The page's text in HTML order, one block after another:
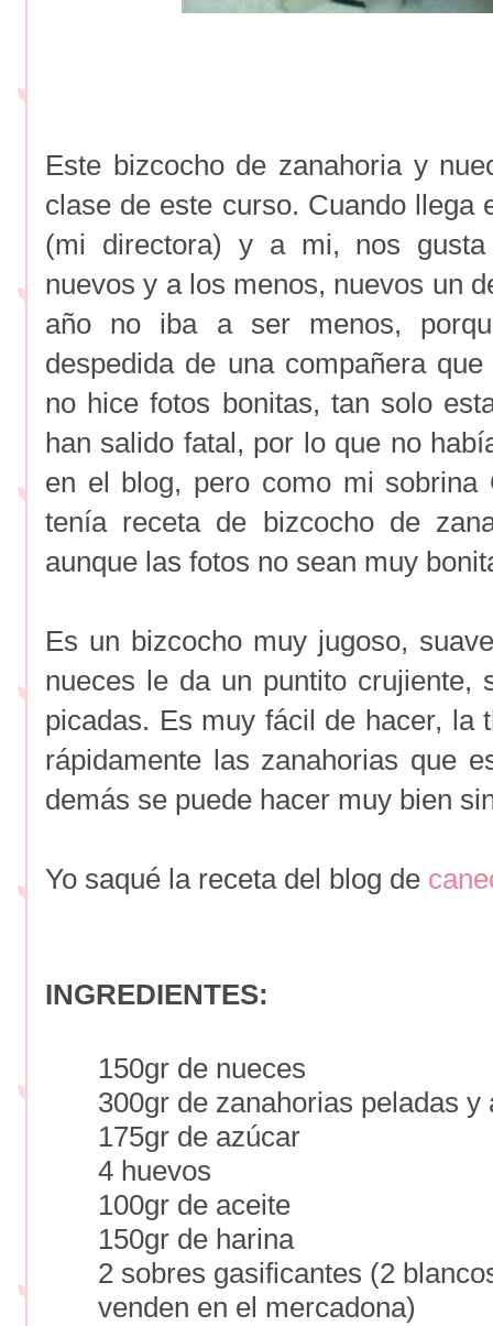
Este bizcocho de zanahoria y
clase de este curso. Cuando llega
(mi directora) y a mi, nos
nuevos y a los menos, nuevos un
año no iba a ser menos,
despedida de una compañera
no hice fotos bonitas, tan solo
han salido fatal, por lo que no
en el blog, pero como mi sobrina
tenía receta de bizcocho de
aunque las fotos no sean muy
Es un bizcocho muy jugoso,
nueces le da un puntito crujiente,
picadas. Es muy fácil de hacer, la
rápidamente las zanahorias que
demás se puede hacer muy bien
Yo saqué la receta del blog de
INGREDIENTES:
150gr de nueces
300gr de zanahorias peladas y
175gr de azúcar
4 huevos
100gr de aceite
150gr de harina
2 sobres gasificantes (2
venden en el mercadona)